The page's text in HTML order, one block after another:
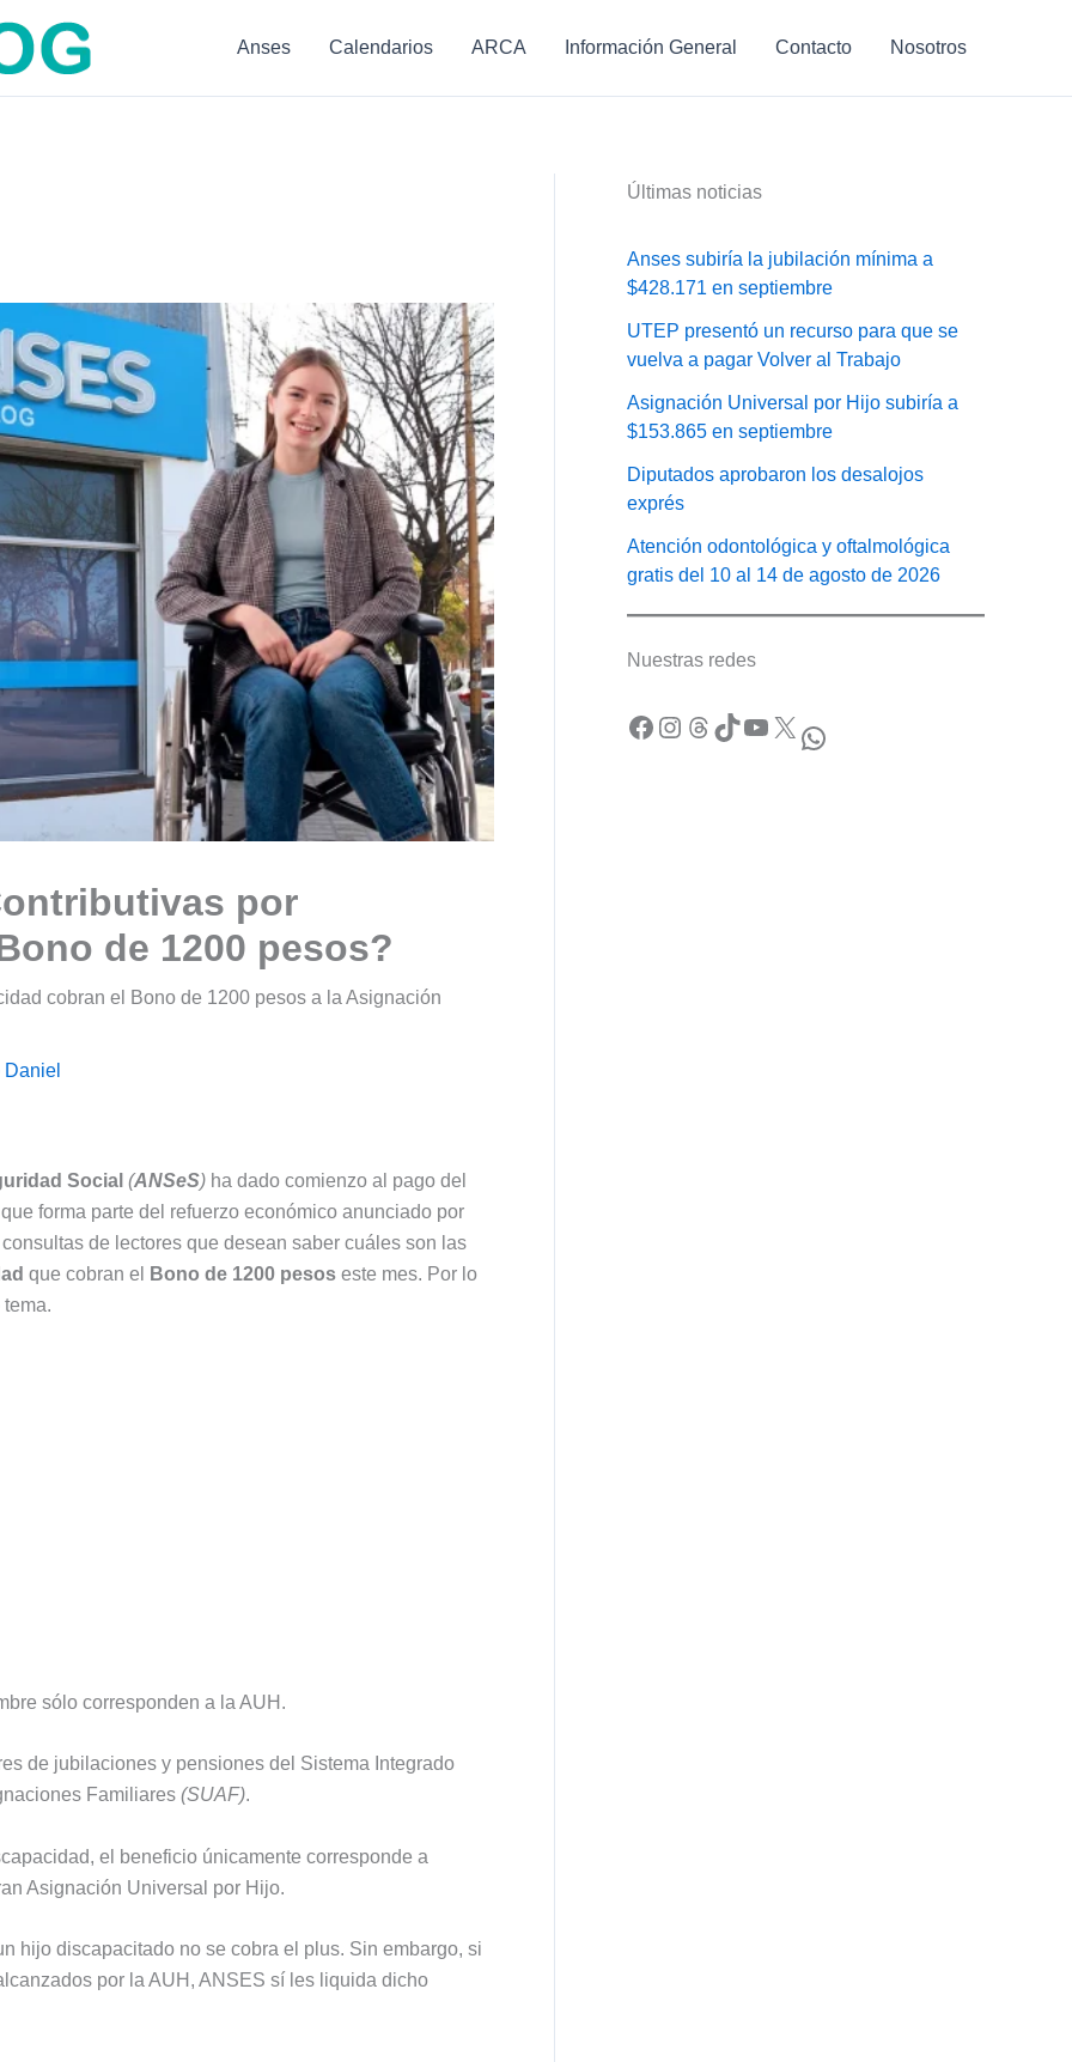
Anses Calendarios ARCA Información General Contacto Nosotros
por
de 1200 pesos?
cobran el Bono de 1200 pesos a la Asignación
Daniel
Social (ANSeS) ha dado comienzo al pago del
que forma parte del refuerzo económico anunciado por
de lectores que desean saber cuáles son las
que cobran el Bono de 1200 pesos este mes. Por lo
sólo corresponden a la AUH.
de jubilaciones y pensiones del Sistema Integrado
Familiares (SUAF).
el beneficio únicamente corresponde a
Asignación Universal por Hijo.
hijo discapacitado no se cobra el plus. Sin embargo, si
por la AUH, ANSES sí les liquida dicho
Últimas noticias
Anses subiría la jubilación mínima a
$428.171 en septiembre
UTEP presentó un recurso para que se
vuelva a pagar Volver al Trabajo
Asignación Universal por Hijo subiría a
$153.865 en septiembre
Diputados aprobaron los desalojos
exprés
Atención odontológica y oftalmológica
gratis del 10 al 14 de agosto de 2026
Nuestras redes
Facebook Instagram Threads TikTok YouTube X WhatsApp